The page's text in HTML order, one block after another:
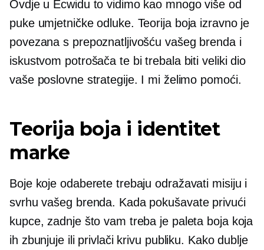
Ovdje u Ecwidu to vidimo kao mnogo više od
puke umjetničke odluke. Teorija boja izravno je
povezana s prepoznatljivošću vašeg brenda i
iskustvom potrošača te bi trebala biti veliki dio
vaše poslovne strategije. I mi želimo pomoći.
Teorija boja i identitet
marke
Boje koje odaberete trebaju odražavati misiju i
svrhu vašeg brenda. Kada pokušavate privući
kupce, zadnje što vam treba je paleta boja koja
ih zbunjuje ili privlači krivu publiku. Kako dublje